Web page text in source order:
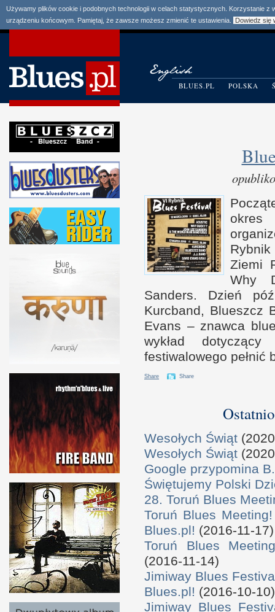
Używamy plików cookie i podobnych technologii w celach statystycznych. Korzystanie
urządzeniu końcowym. Pamiętaj, że zawsze możesz zmienić te ustawienia.
Dowiedz się
BLUES.PL POLSKA
Ziemi
Why
Sanders. Dzień
Kurcband, Blueszcz
Evans – znawca
wykład
festiwalowego pełnić
Share Share
Wesołych Świąt
Wesołych Świąt
Google przypomina
Świętujemy Polski
28. Toruń Blues
Toruń Blues
Blues.pl! (2016-11-17)
Toruń Blues
(2016-11-14)
Jimiway Blues
Blues.pl! (2016-10-10)
Jimiway Blues